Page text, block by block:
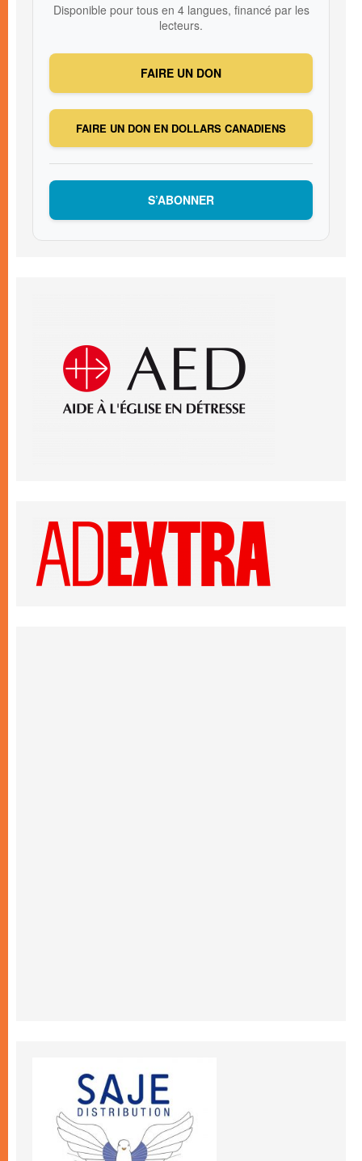
Disponible pour tous en 4 langues, financé par les
lecteurs.
FAIRE UN DON
FAIRE UN DON EN DOLLARS CANADIENS
S’ABONNER